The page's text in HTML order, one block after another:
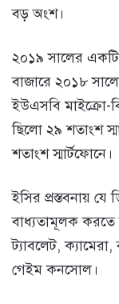
বড় অংশ।
২০১৯ সালের
বাজারে ২০১৮ সালে
ইউএসবি মাইক্রো-
ছিলো ২৯ শতাংশ
শতাংশ স্মার্টফোনে।
ইসির প্রস্তবনায়
বাধ্যতামূলক করতে
ট্যাবলেট,
গেইম কনসোল।